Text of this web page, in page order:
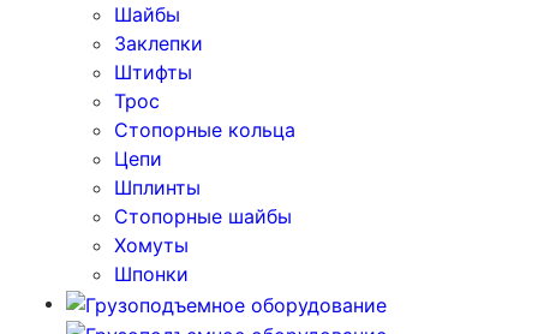
Шайбы
Заклепки
Штифты
Трос
Стопорные кольца
Цепи
Шплинты
Стопорные шайбы
Хомуты
Шпонки